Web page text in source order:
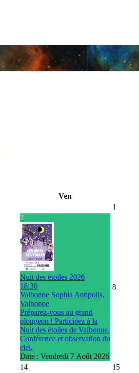
Ven
1
7
Nuit des étoiles 2026
18:30
Valbonne Sophia Antipolis,
Valbonne
Préparez-vous au grand
plongeon ! Participez à la
Nuit des étoiles de Valbonne.
Conférence et observation du
ciel.
Date : Vendredi 7 Août 2026
8
14 15